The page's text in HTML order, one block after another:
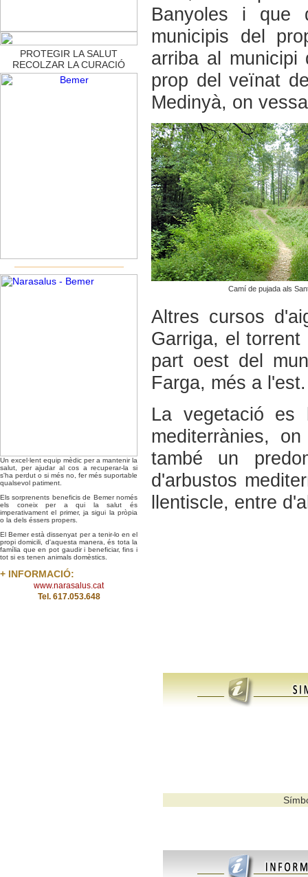
PROTEGIR LA SALUT
RECOLZAR LA CURACIÓ
Un excel·lent equip mèdic per a mantenir la
salut, per ajudar al cos a recuperar-la si
s'ha perdut o si més no, fer més suportable
qualsevol patiment.
Els sorprenents beneficis de Bemer només
els coneix per a qui la salut és
imperativament el primer, ja sigui la pròpia
o la dels éssers propers.
El Bemer està dissenyat per a tenir-lo en el
propi domicili, d'aquesta manera, és tota la
família que en pot gaudir i beneficiar, fins i
tot si es tenen animals domèstics.
+ INFORMACIÓ:
www.narasalus.cat
Tel. 617.053.648
Banyoles i que
municipis del
arriba al
prop del veïnat
Medinyà, on
Camí de pujada als
Altres cursos
Garriga, el
part oest del
Farga, més a l'est.
La vegetació es
mediterrànies,
també un
d'arbustos
llentiscle, entre